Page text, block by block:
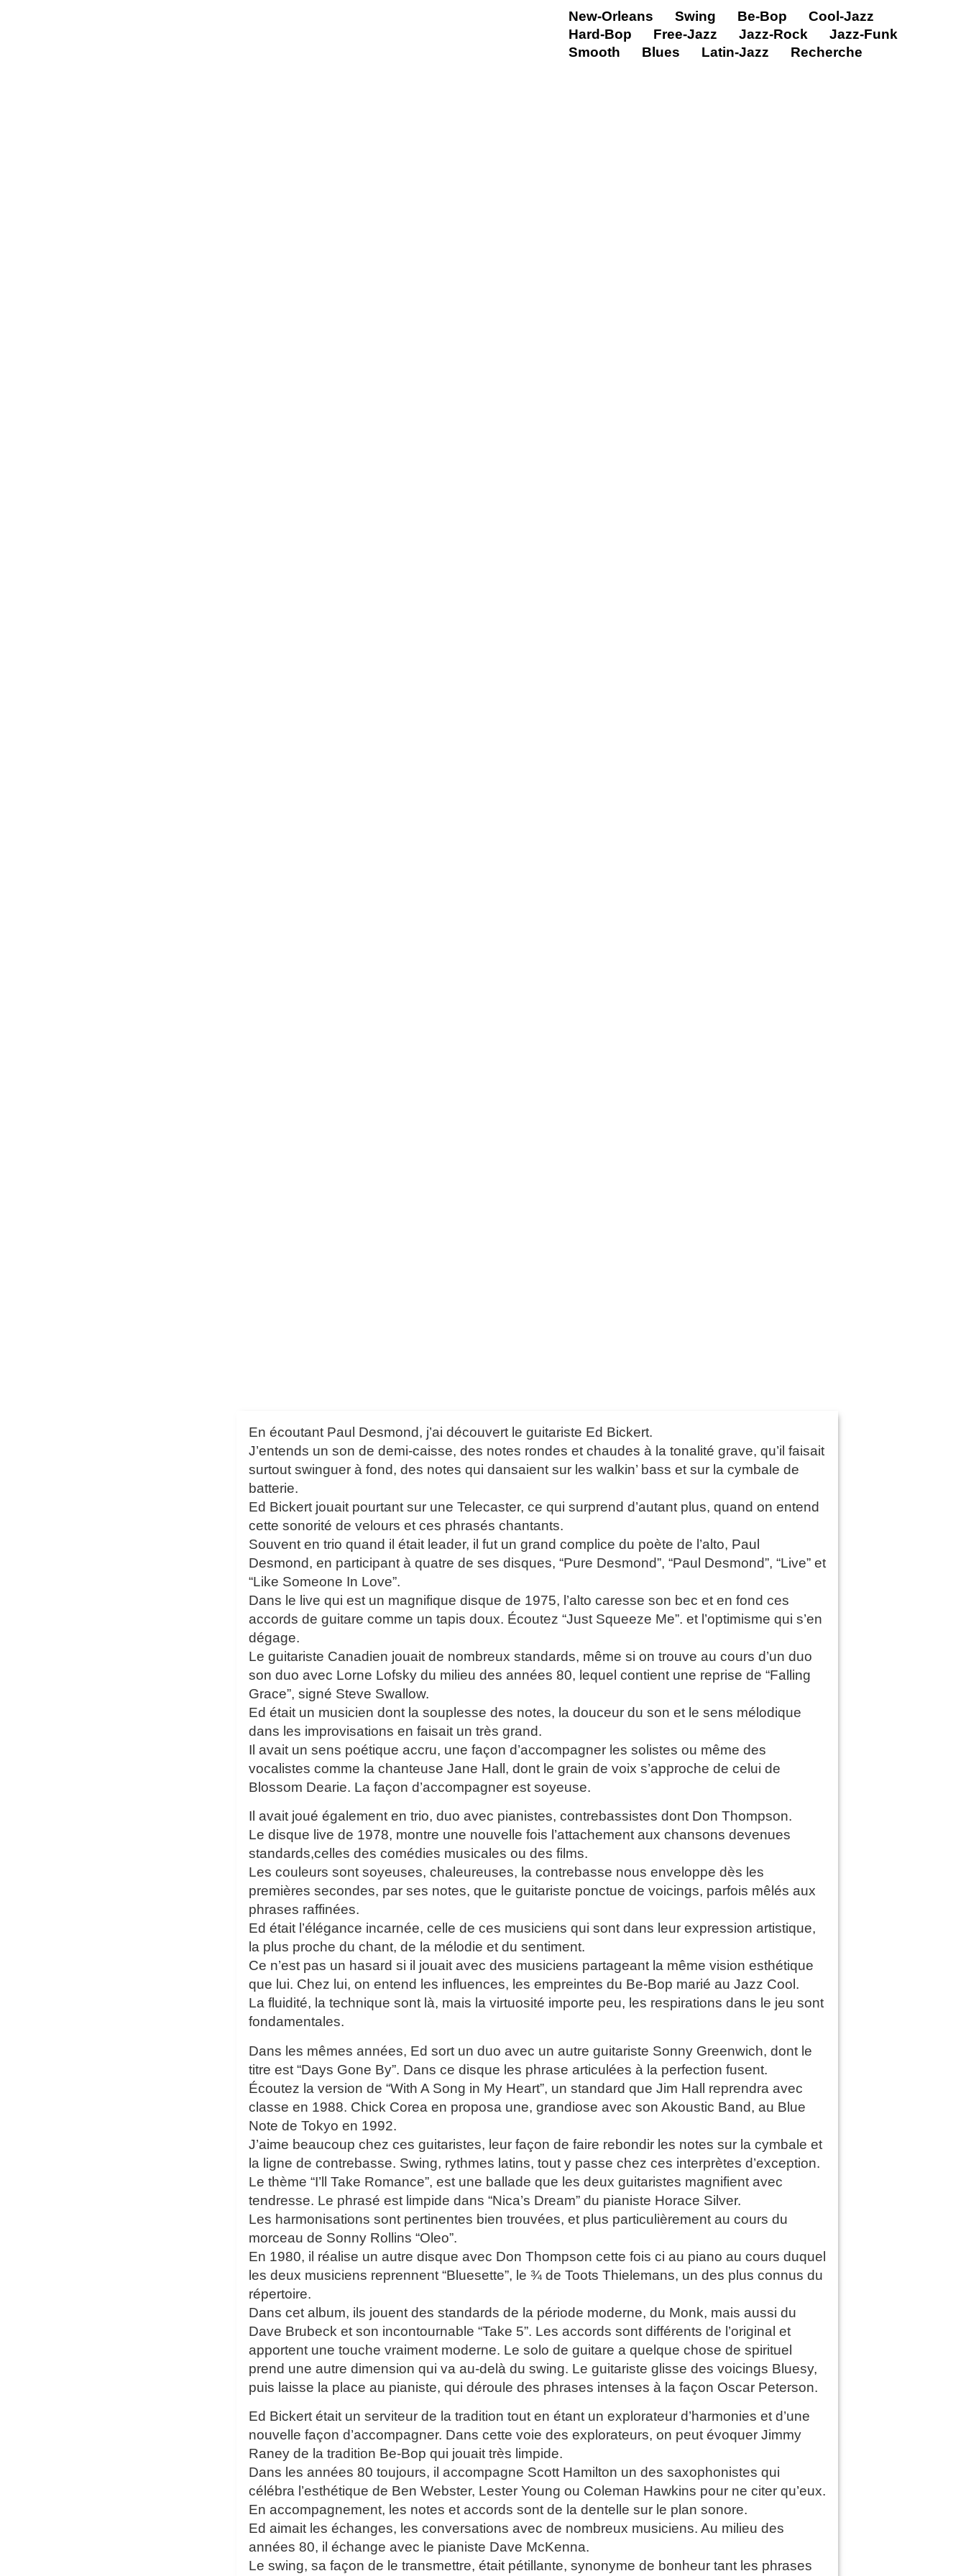
New-Orleans Swing Be-Bop
Cool-Jazz
Hard-Bop
Free-Jazz Jazz-Rock
Jazz-Funk
Smooth
Blues Latin-Jazz Recherche
En écoutant Paul Desmond, j’ai découvert le guitariste Ed Bickert.
J’entends un son de demi-caisse, des notes rondes et chaudes à la tonalité grave, qu’il faisait
surtout swinguer à fond, des notes qui dansaient sur les walkin’ bass et sur la cymbale de
batterie.
Ed Bickert jouait pourtant sur une Telecaster, ce qui surprend d’autant plus, quand on entend
cette sonorité de velours et ces phrasés chantants.
Souvent en trio quand il était leader, il fut un grand complice du poète de l’alto, Paul
Desmond, en participant à quatre de ses disques, “Pure Desmond”, “Paul Desmond”, “Live” et
“Like Someone In Love”.
Dans le live qui est un magnifique disque de 1975, l’alto caresse son bec et en fond ces
accords de guitare comme un tapis doux. Écoutez “Just Squeeze Me”. et l’optimisme qui s’en
dégage.
Le guitariste Canadien jouait de nombreux standards, même si on trouve au cours d’un duo
son duo avec Lorne Lofsky du milieu des années 80, lequel contient une reprise de “Falling
Grace”, signé Steve Swallow.
Ed était un musicien dont la souplesse des notes, la douceur du son et le sens mélodique
dans les improvisations en faisait un très grand.
Il avait un sens poétique accru, une façon d’accompagner les solistes ou même des
vocalistes comme la chanteuse Jane Hall, dont le grain de voix s’approche de celui de
Blossom Dearie. La façon d’accompagner est soyeuse.
Il avait joué également en trio, duo avec pianistes, contrebassistes dont Don Thompson.
Le disque live de 1978, montre une nouvelle fois l’attachement aux chansons devenues
standards,celles des comédies musicales ou des films.
Les couleurs sont soyeuses, chaleureuses, la contrebasse nous enveloppe dès les
premières secondes, par ses notes, que le guitariste ponctue de voicings, parfois mêlés aux
phrases raffinées.
Ed était l’élégance incarnée, celle de ces musiciens qui sont dans leur expression artistique,
la plus proche du chant, de la mélodie et du sentiment.
Ce n’est pas un hasard si il jouait avec des musiciens partageant la même vision esthétique
que lui. Chez lui, on entend les influences, les empreintes du Be-Bop marié au Jazz Cool.
La fluidité, la technique sont là, mais la virtuosité importe peu, les respirations dans le jeu sont
fondamentales.
Dans les mêmes années, Ed sort un duo avec un autre guitariste Sonny Greenwich, dont le
titre est “Days Gone By”. Dans ce disque les phrase articulées à la perfection fusent.
Écoutez la version de “With A Song in My Heart”, un standard que Jim Hall reprendra avec
classe en 1988. Chick Corea en proposa une, grandiose avec son Akoustic Band, au Blue
Note de Tokyo en 1992.
J’aime beaucoup chez ces guitaristes, leur façon de faire rebondir les notes sur la cymbale et
la ligne de contrebasse. Swing, rythmes latins, tout y passe chez ces interprètes d’exception.
Le thème “I’ll Take Romance”, est une ballade que les deux guitaristes magnifient avec
tendresse. Le phrasé est limpide dans “Nica’s Dream” du pianiste Horace Silver.
Les harmonisations sont pertinentes bien trouvées, et plus particulièrement au cours du
morceau de Sonny Rollins “Oleo”.
En 1980, il réalise un autre disque avec Don Thompson cette fois ci au piano au cours duquel
les deux musiciens reprennent “Bluesette”, le ¾ de Toots Thielemans, un des plus connus du
répertoire.
Dans cet album, ils jouent des standards de la période moderne, du Monk, mais aussi du
Dave Brubeck et son incontournable “Take 5”. Les accords sont différents de l’original et
apportent une touche vraiment moderne. Le solo de guitare a quelque chose de spirituel
prend une autre dimension qui va au-delà du swing. Le guitariste glisse des voicings Bluesy,
puis laisse la place au pianiste, qui déroule des phrases intenses à la façon Oscar Peterson.
Ed Bickert était un serviteur de la tradition tout en étant un explorateur d’harmonies et d’une
nouvelle façon d’accompagner. Dans cette voie des explorateurs, on peut évoquer Jimmy
Raney de la tradition Be-Bop qui jouait très limpide.
Dans les années 80 toujours, il accompagne Scott Hamilton un des saxophonistes qui
célébra l’esthétique de Ben Webster, Lester Young ou Coleman Hawkins pour ne citer qu’eux.
En accompagnement, les notes et accords sont de la dentelle sur le plan sonore.
Ed aimait les échanges, les conversations avec de nombreux musiciens. Au milieu des
années 80, il échange avec le pianiste Dave McKenna.
Le swing, sa façon de le transmettre, était pétillante, synonyme de bonheur tant les phrases